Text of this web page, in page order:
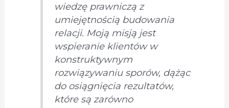
wiedzę prawniczą z
umiejętnością budowania
relacji. Moją misją jest
wspieranie klientów w
konstruktywnym
rozwiązywaniu sporów, dążąc
do osiągnięcia rezultatów,
które są zarówno